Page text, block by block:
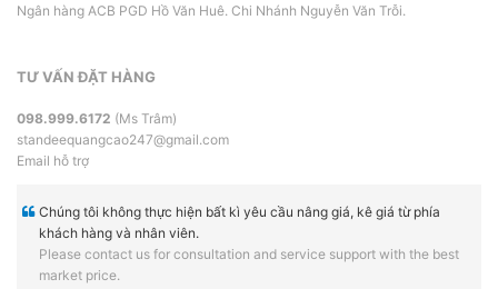
Ngân hàng ACB PGD Hồ Văn Huê. Chi Nhánh Nguyễn Văn Trỗi.
TƯ VẤN ĐẶT HÀNG
098.999.6172 (Ms Trâm)
standeequangcao247@gmail.com
Email hỗ trợ
Chúng tôi không thực hiện bất kì yêu cầu nâng giá, kê giá từ phía
khách hàng và nhân viên.
Please contact us for consultation and service support with the best
market price.